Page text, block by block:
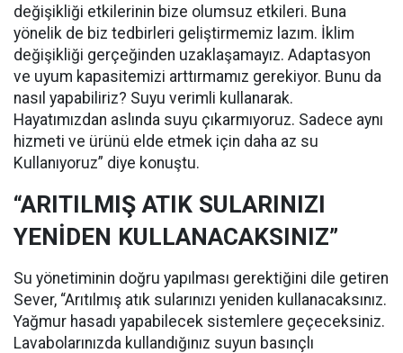
değişikliği etkilerinin bize olumsuz etkileri. Buna
yönelik de biz tedbirleri geliştirmemiz lazım. İklim
değişikliği gerçeğinden uzaklaşamayız. Adaptasyon
ve uyum kapasitemizi arttırmamız gerekiyor. Bunu da
nasıl yapabiliriz? Suyu verimli kullanarak.
Hayatımızdan aslında suyu çıkarmıyoruz. Sadece aynı
hizmeti ve ürünü elde etmek için daha az su
Kullanıyoruz” diye konuştu.
“ARITILMIŞ ATIK SULARINIZI
YENİDEN KULLANACAKSINIZ”
Su yönetiminin doğru yapılması gerektiğini dile getiren
Sever, “Arıtılmış atık sularınızı yeniden kullanacaksınız.
Yağmur hasadı yapabilecek sistemlere geçeceksiniz.
Lavabolarınızda kullandığınız suyun basınçlı